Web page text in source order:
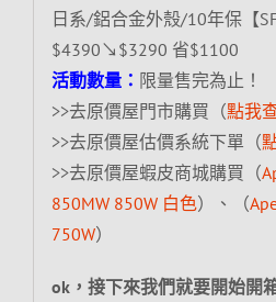
日系/鋁合金外殼/10年保【
$4390↘$3290 省$1100
活動數量： 限量售完為止！
>>去原價屋門市購買（點我
>>去原價屋估價系統下單（
>>去原價屋蝦皮商城購買（
850MW 850W 白色）、（
750W）
ok，接下來我們就要開始開